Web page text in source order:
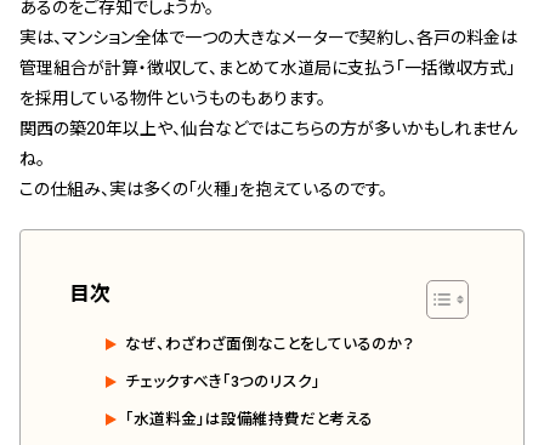
あるのをご存知でしょうか。
実は、マンション全体で一つの大きなメーターで契約し、各戸の料金は
管理組合が計算・徴収して、まとめて水道局に支払う「一括徴収方式」
を採用している物件というものもあります。
関西の築20年以上や、仙台などではこちらの方が多いかもしれません
ね。
この仕組み、実は多くの「火種」を抱えているのです。
目次
なぜ、わざわざ面倒なことをしているのか？
チェックすべき「3つのリスク」
「水道料金」は設備維持費だと考える
メルの防火管理者
無料よろづ相談
会社案内
スタッフ紹介 »
実績・お客様の声